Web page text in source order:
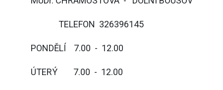
TELEFON 326396145
PONDĚLÍ 7.00 - 12.00
ÚTERÝ 7.00 - 12.00